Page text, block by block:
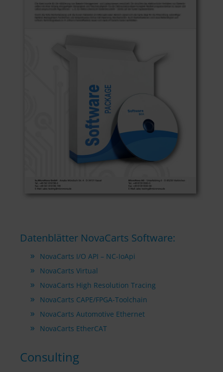
Datenblätter NovaCarts Software:
NovaCarts I/O API – NC-IoApi
NovaCarts Virtual
NovaCarts High Resolution Tracing
NovaCarts CAPE/FPGA-Toolchain
NovaCarts Automotive Ethernet
NovaCarts EtherCAT
Consulting